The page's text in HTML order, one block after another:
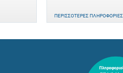
ΠΕΡΙΣΣΌΤΕΡΕΣ ΠΛΗΡΟΦΟΡΊΕΣ